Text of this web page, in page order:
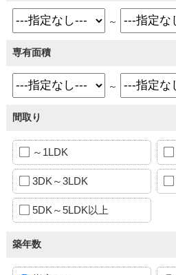
～
専有面積
～
間取り
～1LDK
3DK～3LDK
5DK～5LDK以上
築年数